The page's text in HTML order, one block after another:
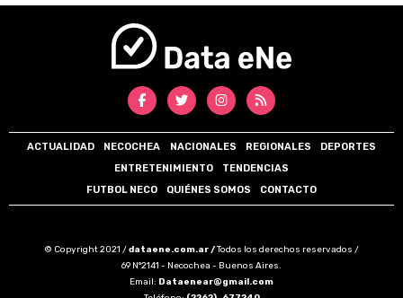
ACTUALIDAD NECOCHEA NACIONALES REGIONALES
DEPORTES
ENTRETENIMIENTO
TENDENCIAS
FUTBOL NECO
QUIÉNES SOMOS CONTACTO
© Copyright 2021 /dataene.com.ar /Todos los derechos reservados /
69 N°2141 - Necochea - Buenos Aires.
Email: Dataenear@gmail.com